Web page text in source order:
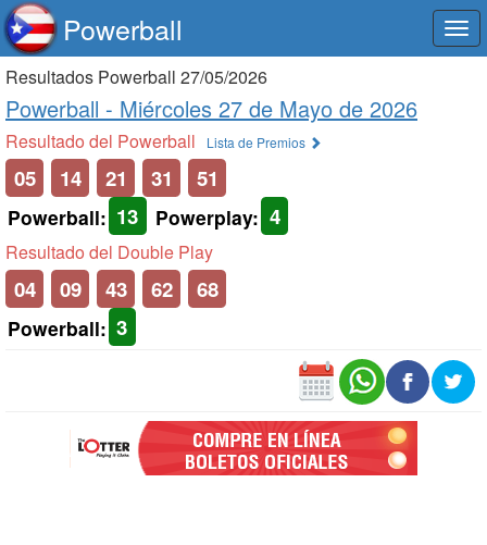
Powerball
Resultados Powerball 27/05/2026
Powerball - Miércoles 27 de Mayo de 2026
Resultado del Powerball Lista de Premios
05 14 21 31 51
Powerball: 13 Powerplay: 4
Resultado del Double Play
04 09 43 62 68
Powerball: 3